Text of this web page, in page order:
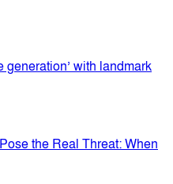
generation’ with landmark
the Real Threat: When